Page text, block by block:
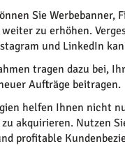
Sie Werbebanner,
zu erhöhen.
und LinkedIn
tragen dazu bei,
Aufträge beitragen.
helfen Ihnen nicht
akquirieren. Nutzen
profitable